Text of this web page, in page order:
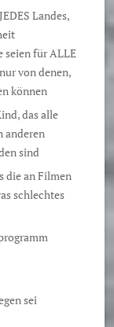
Landes,
seien für ALLE
von denen,
können
das alle
anderen
sind
die an Filmen
schlechtes
sei